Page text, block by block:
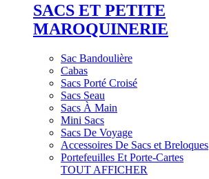
SACS ET PETITE
MAROQUINERIE
Sac Bandoulière
Cabas
Sacs Porté Croisé
Sacs Seau
Sacs À Main
Mini Sacs
Sacs De Voyage
Accessoires De Sacs et Breloques
Portefeuilles Et Porte-Cartes
TOUT AFFICHER